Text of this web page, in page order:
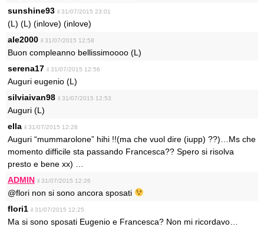
sunshine93 il 31/07/2015 23:01
(L) (L) (inlove) (inlove)
ale2000 il 31/07/2015 12:58
Buon compleanno bellissimoooo (L)
serena17 il 31/07/2015 12:56
Auguri eugenio (L)
silviaivan98 il 31/07/2015 12:53
Auguri (L)
ella il 31/07/2015 12:28
Auguri “mummarolone” hihi !!(ma che vuol dire (iupp) ??)…Ms che
momento difficile sta passando Francesca?? Spero si risolva
presto e bene xx) …
ADMIN il 31/07/2015 12:26
@flori non si sono ancora sposati
flori1 il 31/07/2015 12:25
Ma si sono sposati Eugenio e Francesca? Non mi ricordavo…